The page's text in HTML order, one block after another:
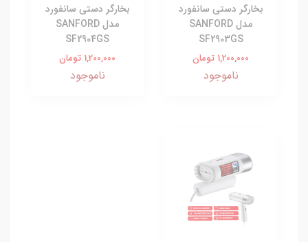
بخارگر دستی سانفورد
مدل SANFORD
SF2903GS
1,200,000 تومان
ناموجود
بخارگر دستی سانفورد
مدل SANFORD
SF2904GS
1,200,000 تومان
ناموجود